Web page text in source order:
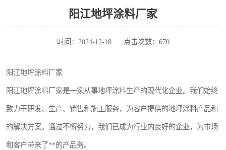
阳江地坪涂料厂家
时间：2024-12-18 点击次数：670
阳江地坪涂料厂家
阳江地坪涂料厂家是一家从事地坪涂料生产的现代化企业。我们始终
致力于研发、生产、销售和施工服务，为客户提供的地坪涂料产品和
的解决方案。通过不懈努力，我们已成为行业内良好的企业，为市场
和客户带来了**的产品务。
彩钢涂料
聚脲涂料
建筑涂料